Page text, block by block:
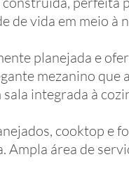
de vida em meio à
planejada e
mezanino
integrada à
cooktop e
Ampla área de